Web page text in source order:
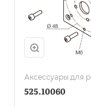
Аксессуары для
525.10060